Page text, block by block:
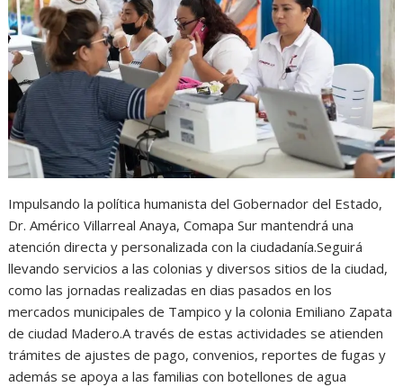
A
p
p
o
o
k
n
g
e
r
r
a
m
Impulsando la política humanista del Gobernador del Estado,
Dr. Américo Villarreal Anaya, Comapa Sur mantendrá una
atención directa y personalizada con la ciudadanía.Seguirá
llevando servicios a las colonias y diversos sitios de la ciudad,
como las jornadas realizadas en dias pasados en los
mercados municipales de Tampico y la colonia Emiliano Zapata
de ciudad Madero.A través de estas actividades se atienden
trámites de ajustes de pago, convenios, reportes de fugas y
además se apoya a las familias con botellones de agua